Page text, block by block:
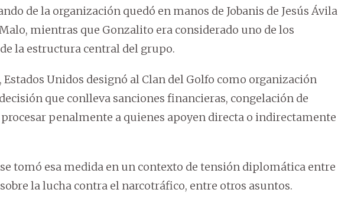
de la organización quedó en manos de Jobanis de Jesús Ávila
mientras que Gonzalito era considerado uno de los
la estructura central del grupo.
Estados Unidos designó al Clan del Golfo como organización
que conlleva sanciones financieras, congelación de
penalmente a quienes apoyen directa o indirectamente
tomó esa medida en un contexto de tensión diplomática entre
la lucha contra el narcotráfico, entre otros asuntos.